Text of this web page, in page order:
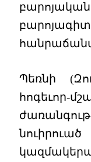
Պեռնի
հոգեւոր-